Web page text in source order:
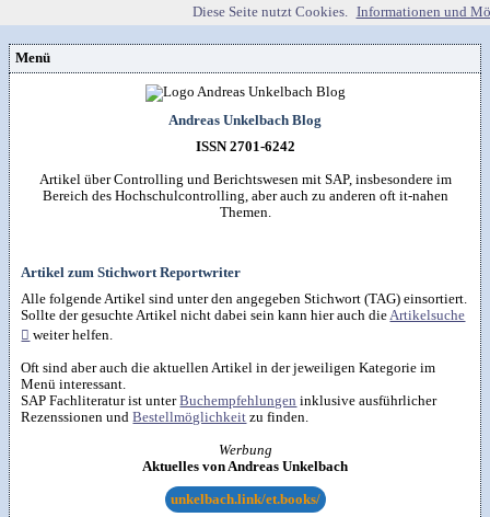
Menü
unkelbach.expert
Internet (149)
Office (90)
RSS-Feed
Apps für Android
Webempfehlungen
Workshop & Seminar
Autorenleben
Weitere Projekte
Impressum&Datenschutzerklärung
Andreas Unkelbach Blog
ISSN 2701-6242
Artikel über Controlling und Berichtswesen mit SAP, insbesondere im
Bereich des Hochschulcontrolling, aber auch zu anderen oft it-nahen
Themen.
Artikel zum Stichwort Reportwriter
Alle folgende Artikel sind unter den angegeben Stichwort (TAG) einsortiert.
Sollte der gesuchte Artikel nicht dabei sein kann hier auch die Artikelsuche
 weiter helfen.
Oft sind aber auch die aktuellen Artikel in der jeweiligen Kategorie im
Menü interessant.
SAP Fachliteratur ist unterBuchempfehlungen inklusive ausführlicher
Rezenssionen undBestellmöglichkeit zu finden.
Werbung
Aktuelles von Andreas Unkelbach
unkelbach.link/et.books/
Diese Seite nutzt Cookies. Informationen und